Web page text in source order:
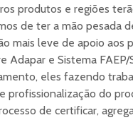
produtos e regiões
de ter a mão pesada
mais leve de apoio aos
Adapar e Sistema FAEP/
eles fazendo
profissionalização do
de certificar,